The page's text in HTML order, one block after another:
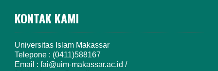
KONTAK KAMI
Universitas Islam Makassar
Telepone : (0411)588167
Email : fai@uim-makassar.ac.id /